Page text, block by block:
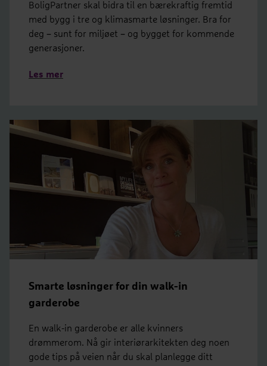
BoligPartner skal bidra til en bærekraftig fremtid
med bygg i tre og klimasmarte løsninger. Bra for
deg – sunt for miljøet – og bygget for kommende
generasjoner.
Les mer
Smarte løsninger for din walk-in
garderobe
En walk-in garderobe er alle kvinners
drømmerom. Nå gir interiørarkitekten deg noen
gode tips på veien når du skal planlegge ditt